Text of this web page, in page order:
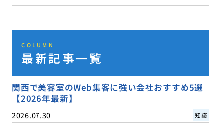
COLUMN
最新記事一覧
関西で美容室のWeb集客に強い会社おすすめ5選
【2026年最新】
2026.07.30 知識